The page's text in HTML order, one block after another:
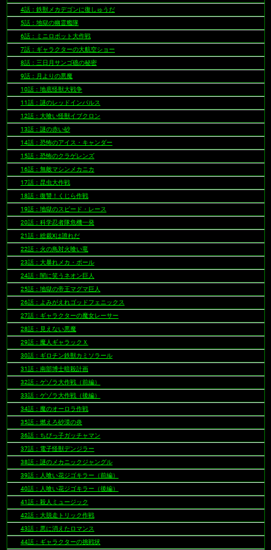
4話：鉄獣メカデゴンに復しゅうだ
5話：地獄の幽霊艦隊
6話：ミニロボット大作戦
7話：ギャラクターの大航空ショー
8話：三日月サンゴ礁の秘密
9話：月よりの悪魔
10話：地底怪獣大戦争
11話：謎のレッドインパルス
12話：大喰い怪獣イブクロン
13話：謎の赤い砂
14話：恐怖のアイス・キャンダー
15話：恐怖のクラゲレンズ
16話：無敵マシンメカニカ
17話：昆虫大作戦
18話：復讐！くじら作戦
19話：地獄のスピード・レース
20話：科学忍者隊危機一発
21話：総裁Xは誰れだ
22話：火の鳥対火喰い竜
23話：大暴れメカ・ボール
24話：闇に笑うネオン巨人
25話：地獄の帝王マグマ巨人
26話：よみがえれゴッドフェニックス
27話：ギャラクターの魔女レーサー
28話：見えない悪魔
29話：魔人ギャラックＸ
30話：ギロチン鉄獣カミソラール
31話：南部博士暗殺計画
32話：ゲゾラ大作戦（前編）
33話：ゲゾラ大作戦（後編）
34話：魔のオーロラ作戦
35話：燃えろ砂漠の炎
36話：ちびっ子ガッチャマン
37話：電子怪獣デンジラー
38話：謎のメカニックジャングル
39話：人喰い花ジゴキラー（前編）
40話：人喰い花ジゴキラー（後編）
41話：殺人ミュージック
42話：大脱走トリック作戦
43話：悪に消えたロマンス
44話：ギャラクターの挑戦状